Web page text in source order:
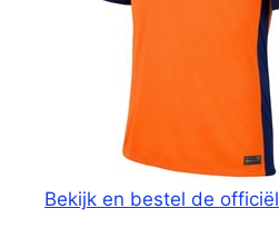
Bekijk en bestel de